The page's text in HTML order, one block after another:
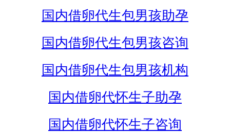
国内借卵代生包男孩助孕
国内借卵代生包男孩咨询
国内借卵代生包男孩机构
国内借卵代怀生子助孕
国内借卵代怀生子咨询